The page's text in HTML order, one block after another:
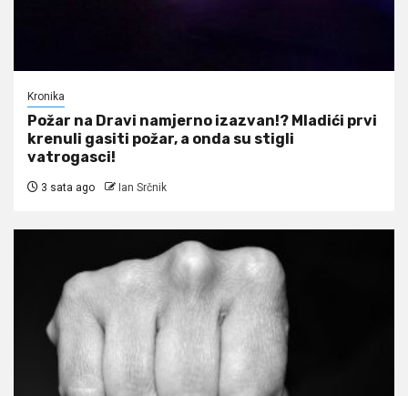
Kronika
Požar na Dravi namjerno izazvan!? Mladići prvi
krenuli gasiti požar, a onda su stigli
vatrogasci!
3 sata ago Ian Srčnik